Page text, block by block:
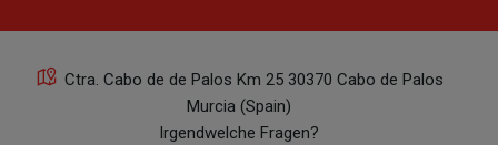
Ctra. Cabo de de Palos Km 25 30370 Cabo de Palos
Murcia (Spain)
Irgendwelche Fragen?